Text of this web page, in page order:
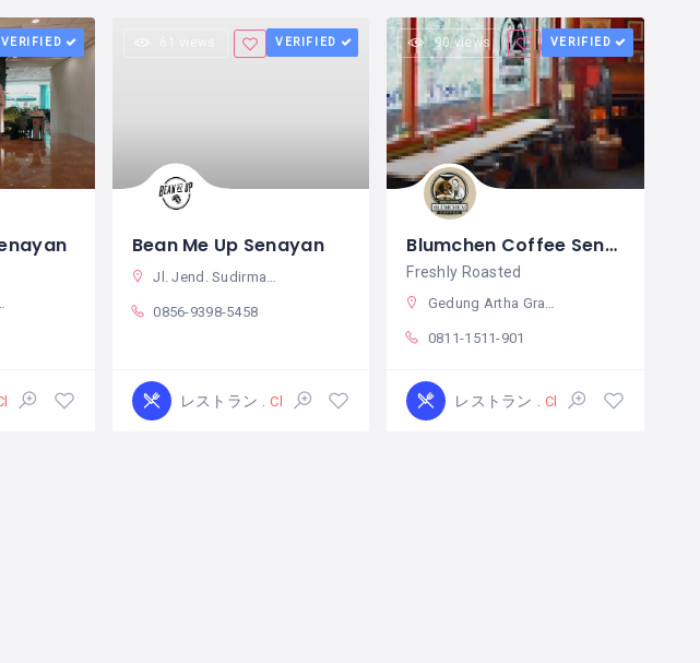
VERIFIED VERIFIED
Bean Me Up Senayan
Jl. Jend. Sudirman No.Kav 52-53, RT.5/RW.1, Senayan, Kec. Kby. Baru, Kota Jakarta Selatan, Daerah Khusus Ibukota Jakarta 12190 インドネシア
0856-9398-5458
レストラン Closed
90 views VERIFIED
Blumchen Coffee Senayan
Freshly Roasted
Gedung Artha Graha, Jl. Jend. Sudirman No.Kav 52-53, RT.5/RW.3, Senayan, Kec. Kby. Baru, Kota Jakarta Selatan, Daerah Khusus Ibukota Jakarta 12190 インドネシア
0811-1511-901
レストラン Closed